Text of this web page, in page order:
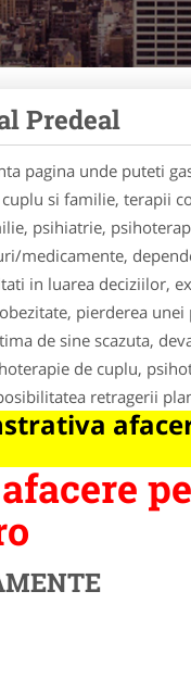
Predeal
pagina unde puteti
si familie, terapii
psihiatrie,
medicamente,
in luarea deciziilor,
pierderea
de sine scazuta,
de cuplu,
retragerii